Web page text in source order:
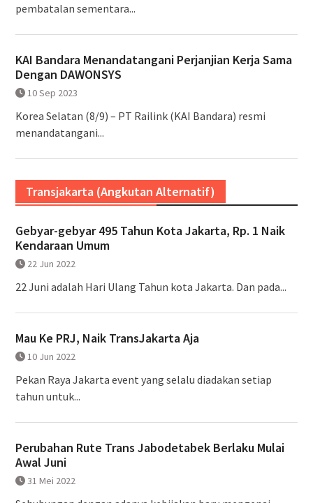
pembatalan sementara...
KAI Bandara Menandatangani Perjanjian Kerja Sama
Dengan DAWONSYS
10 Sep 2023
Korea Selatan (8/9) – PT Railink (KAI Bandara) resmi
menandatangani...
Transjakarta (Angkutan Alternatif)
Gebyar-gebyar 495 Tahun Kota Jakarta, Rp. 1 Naik
Kendaraan Umum
22 Jun 2022
22 Juni adalah Hari Ulang Tahun kota Jakarta. Dan pada...
Mau Ke PRJ, Naik TransJakarta Aja
10 Jun 2022
Pekan Raya Jakarta event yang selalu diadakan setiap
tahun untuk...
Perubahan Rute Trans Jabodetabek Berlaku Mulai
Awal Juni
31 Mei 2022